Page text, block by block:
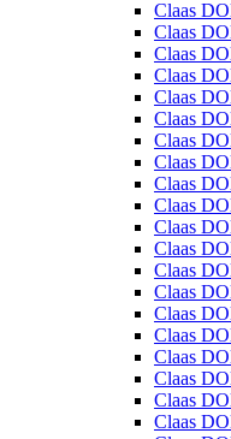
Claas
Claas
Claas
Claas
Claas
Claas
Claas
Claas
Claas
Claas
Claas
Claas
Claas
Claas
Claas
Claas
Claas
Claas
Claas
Claas